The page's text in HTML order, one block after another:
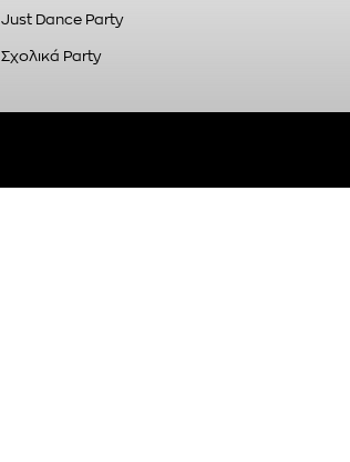
Just Dance Party
Σχολικά Party